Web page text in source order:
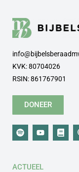
KVK: 80704026
RSIN: 861767901
DONEER
ACTUEEL